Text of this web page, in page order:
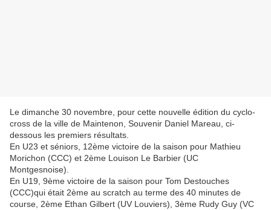
Le dimanche 30 novembre, pour cette nouvelle édition du cyclo-
cross de la ville de Maintenon, Souvenir Daniel Mareau, ci-
dessous les premiers résultats.
En U23 et séniors, 12ème victoire de la saison pour Mathieu
Morichon (CCC) et 2ème Louison Le Barbier (UC
Montgesnoise).
En U19, 9ème victoire de la saison pour Tom Destouches
(CCC)qui était 2ème au scratch au terme des 40 minutes de
course, 2ème Ethan Gilbert (UV Louviers), 3ème Rudy Guy (VC